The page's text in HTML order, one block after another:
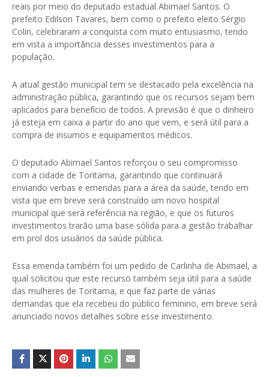
reais por meio do deputado estadual Abimael Santos. O
prefeito Edilson Tavares, bem como o prefeito eleito Sérgio
Colin, celebraram a conquista com muito entusiasmo, tendo
em vista a importância desses investimentos para a
população.
A atual gestão municipal tem se destacado pela excelência na
administração pública, garantindo que os recursos sejam bem
aplicados para benefício de todos. A previsão é que o dinheiro
já esteja em caixa a partir do ano que vem, e será útil para a
compra de insumos e equipamentos médicos.
O deputado Abimael Santos reforçou o seu compromisso
com a cidade de Toritama, garantindo que continuará
enviando verbas e emendas para a área da saúde, tendo em
vista que em breve será construído um novo hospital
municipal que será referência na região, e que os futuros
investimentos trarão uma base sólida para a gestão trabalhar
em prol dos usuários da saúde pública.
Essa emenda também foi um pedido de Carlinha de Abimael, a
qual solicitou que este recurso também seja útil para a saúde
das mulheres de Toritama, e que faz parte de várias
demandas que ela recebeu do público feminino, em breve será
anunciado novos detalhes sobre esse investimento.